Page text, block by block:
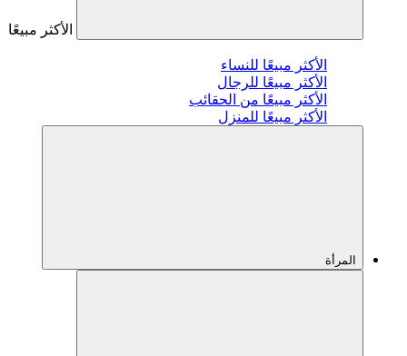
الأكثر مبيعًا
الأكثر مبيعًا للنساء
الأكثر مبيعًا للرجال
الأكثر مبيعًا من الحقائب
الأكثر مبيعًا للمنزل
المرأة